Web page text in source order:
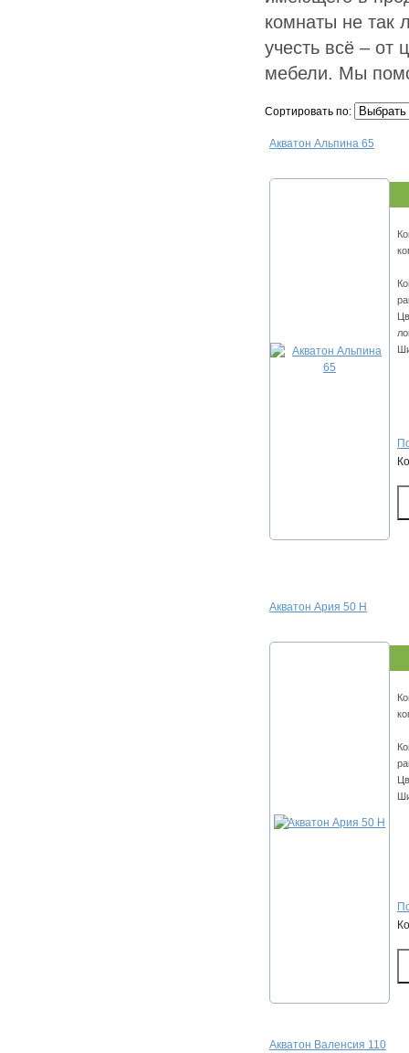
комнаты не так
учесть всё –
мебели. Мы
Сортировать по:
Акватон Альпина 65
Акватон Ария 50 Н
Акватон Валенсия 110